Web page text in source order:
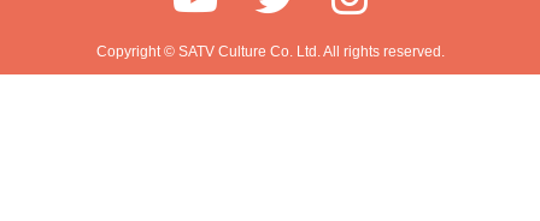
Copyright © SATV Culture Co. Ltd. All rights reserved.